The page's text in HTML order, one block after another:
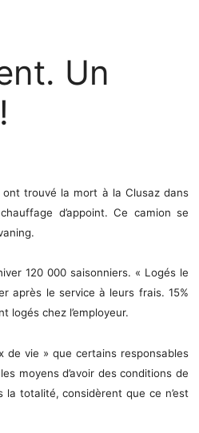
Un
trouvé la mort à la Clusaz dans
d’appoint. Ce camion se
120 000 saisonniers. « Logés le
après le service à leurs frais. 15%
logés chez l’employeur.
vie » que certains responsables
moyens d’avoir des conditions de
totalité, considèrent que ce n’est